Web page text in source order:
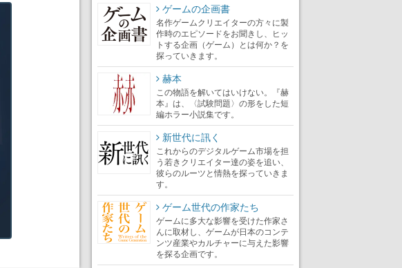
ゲームの企画書
名作ゲームクリエイターの方々に製
作時のエピソードをお聞きし、ヒッ
トする企画（ゲーム）とは何か？を
探っていきます。
赫本
この物語を解いてはいけない。『赫
本』は、〈試験問題〉の形をした短
編ホラー小説集です。
新世代に訊く
これからのデジタルゲーム市場を担
う若きクリエイター達の姿を追い、
彼らのルーツと情熱を探っていきま
す。
ゲーム世代の作家たち
ゲームに多大な影響を受けた作家さ
んに取材し、ゲームが日本のコンテ
ンツ産業やカルチャーに与えた影響
を探る企画です。